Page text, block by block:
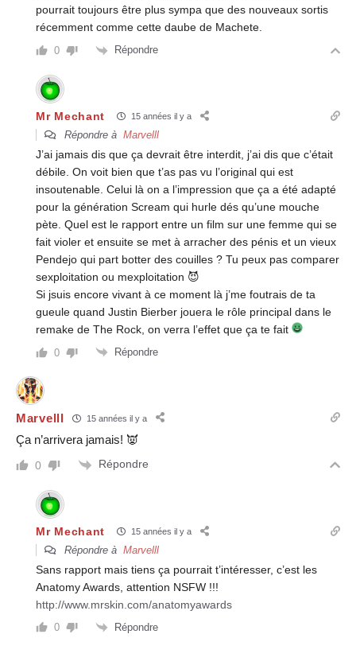
pourrait toujours être plus sympa que des nouveaux sortis
récemment comme cette daube de Machete.
0 Répondre
Mr Mechant 15 années il y a
Répondre à Marvelll
J’ai jamais dis que ça devrait être interdit, j’ai dis que c’était
débile. On voit bien que t’as pas vu l’original qui est
insoutenable. Celui là on a l’impression que ça a été adapté
pour la génération Scream qui hurle dés qu’une mouche
pète. Quel est le rapport entre un film sur une femme qui se
fait violer et ensuite se met à arracher des pénis et un vieux
Pendejo qui part botter des couilles ? Tu peux pas comparer
sexploitation ou mexploitation 😈
Si jsuis encore vivant à ce moment là j’me foutrais de ta
gueule quand Justin Bierber jouera le rôle principal dans le
remake de The Rock, on verra l’effet que ça te fait
0 Répondre
Marvelll 15 années il y a
Ça n’arrivera jamais! 👿
0 Répondre
Mr Mechant 15 années il y a
Répondre à Marvelll
Sans rapport mais tiens ça pourrait t’intéresser, c’est les
Anatomy Awards, attention NSFW !!!
http://www.mrskin.com/anatomyawards
0 Répondre